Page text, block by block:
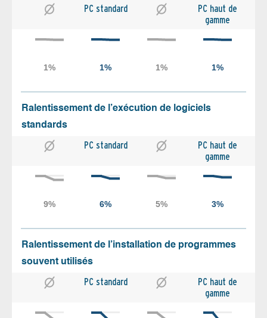
PC standard
PC haut de
gamme
Ralentissement de l’exécution de logiciels
standards
PC standard
PC haut de
gamme
Ralentissement de l’installation de programmes
souvent utilisés
PC standard
PC haut de
gamme